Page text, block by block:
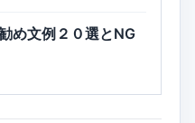
め文例２０選とNG